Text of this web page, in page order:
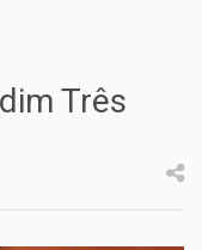
Três